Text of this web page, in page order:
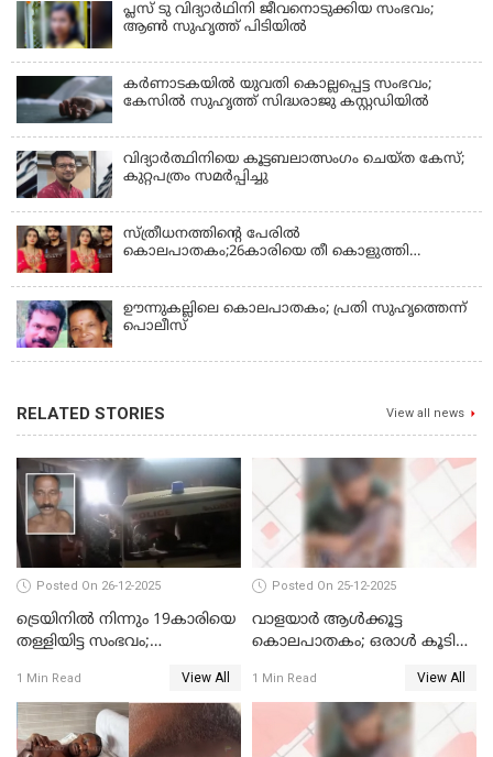
പ്ലസ് ടു വിദ്യാര്‍ഥിനി ജീവനൊടുക്കിയ സംഭവം;
ആണ്‍ സുഹൃത്ത് പിടിയില്‍
കര്‍ണാടകയില്‍ യുവതി കൊല്ലപ്പെട്ട സംഭവം;
കേസില്‍ സുഹൃത്ത് സിദ്ധരാജു കസ്റ്റഡിയില്‍
വിദ്യാർത്ഥിനിയെ കൂട്ടബലാത്സംഗം ചെയ്ത കേസ്;
കുറ്റപത്രം സമര്‍പ്പിച്ചു
സ്ത്രീധനത്തിന്റെ പേരില്‍
കൊലപാതകം;26കാരിയെ തീ കൊളുത്തി
ഊന്നുകല്ലിലെ കൊലപാതകം; പ്രതി സുഹൃത്തെന്ന്
പൊലീസ്
RELATED STORIES View all news
Posted On 26-12-2025
ട്രെയിനില്‍ നിന്നും 19കാരിയെ
തള്ളിയിട്ട സംഭവം;
ആശുപത്രിയിലേക്ക് മാറ്റി
1 Min Read View All
Posted On 25-12-2025
വാളയാര്‍ ആള്‍ക്കൂട്ട
കൊലപാതകം; ഒരാള്‍ കൂടി
1 Min Read View All